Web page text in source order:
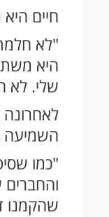
חיים
"לא
היא
שלי. לא
השמיעה
"כמו
שהקמנו